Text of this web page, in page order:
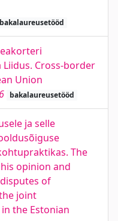
bakalaureusetööd
Cross-border
Union
bakalaureusetööd
ja selle
The
opinion and
of
joint
the Estonian